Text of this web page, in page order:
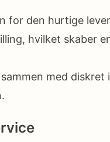
for den hurtige
hvilket skaber
med